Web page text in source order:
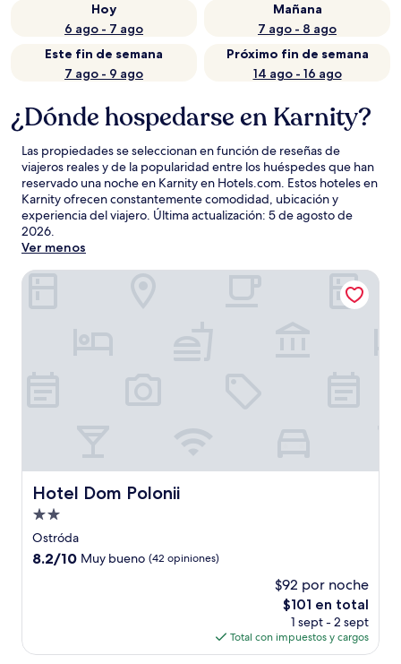
Hoy
6 ago - 7 ago
Mañana
7 ago - 8 ago
Este fin de semana
7 ago - 9 ago
Próximo fin de semana
14 ago - 16 ago
¿Dónde hospedarse en Karnity?
Las propiedades se seleccionan en función de reseñas de
viajeros reales y de la popularidad entre los huéspedes que han
reservado una noche en Karnity en Hotels.com. Estos hoteles en
Karnity ofrecen constantemente comodidad, ubicación y
experiencia del viajero. Última actualización: 5 de agosto de
2026.
Ver menos
Hotel Dom Polonii
Hotel Dom Polonii
Propiedad
de
2.0
Ostróda
8.2
opiniones)
8.2/10 Muy bueno (42 opiniones)
$92 por noche
El
precio
actual
es
$101 en total
1 sept - 2 sept
Total con impuestos y cargos
Hotel Dom Polonii